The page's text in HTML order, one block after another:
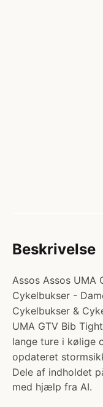
Beskrivelse
Assos Assos UMA
Cykelbukser -
Cykelbukser &
UMA GTV Bib
lange ture i kølige
opdateret
Dele af indholdet
med hjælp fra AI.